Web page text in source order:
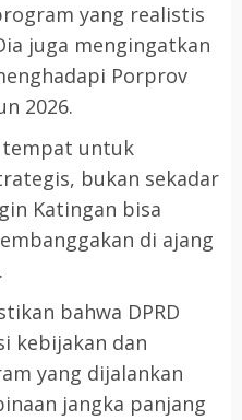
yang realistis
juga mengingatkan
Porprov
2026.
tempat untuk
bukan sekadar
Katingan bisa
di ajang
bahwa DPRD
kebijakan dan
yang dijalankan
jangka panjang